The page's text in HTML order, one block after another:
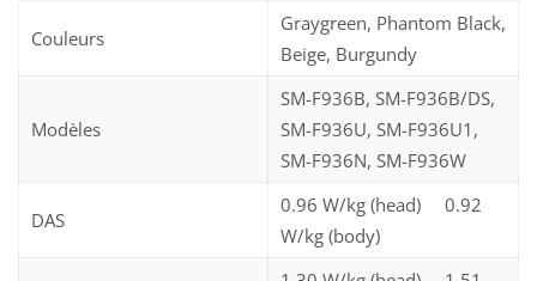
Couleurs
Graygreen, Phantom Black,
Beige, Burgundy
Modèles
SM-F936B, SM-F936B/DS,
SM-F936U, SM-F936U1,
SM-F936N, SM-F936W
DAS
0.96 W/kg (head) 0.92
W/kg (body)